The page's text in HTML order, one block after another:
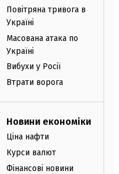
Повітряна тривога в
Україні
Масована атака по
Україні
Вибухи у Росії
Втрати ворога
Новини економіки
Ціна нафти
Курси валют
Фінансові новини